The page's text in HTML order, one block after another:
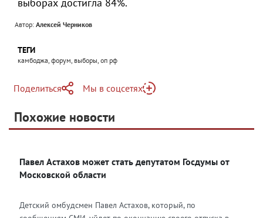
выборах достигла 84%.
Автор: Алексей Черников
ТЕГИ
камбоджа, форум, выборы, оп рф
Поделиться
Telegram
Одноклассники
Мы в соцсетях
Яндекс Дзен
Похожие новости
Павел Астахов может стать депутатом Госдумы от
Московской области
Детский омбудсмен Павел Астахов, который, по